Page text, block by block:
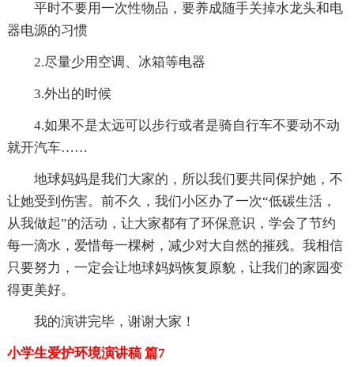
平时不要用一次性物品，要养成随手关掉水龙头和电
器电源的习惯
2.尽量少用空调、冰箱等电器
3.外出的时候
4.如果不是太远可以步行或者是骑自行车不要动不动
就开汽车……
地球妈妈是我们大家的，所以我们要共同保护她，不
让她受到伤害。前不久，我们小区办了一次“低碳生活，
从我做起”的活动，让大家都有了环保意识，学会了节约
每一滴水，爱惜每一棵树，减少对大自然的摧残。我相信
只要努力，一定会让地球妈妈恢复原貌，让我们的家园变
得更美好。
我的演讲完毕，谢谢大家！
小学生爱护环境演讲稿 篇7